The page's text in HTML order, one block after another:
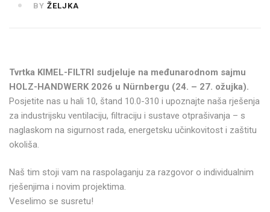
BY ŽELJKA
Tvrtka KIMEL-FILTRI sudjeluje na međunarodnom sajmu
HOLZ-HANDWERK 2026 u Nürnbergu (24. – 27. ožujka).
Posjetite nas u hali 10, štand 10.0-310 i upoznajte naša rješenja
za industrijsku ventilaciju, filtraciju i sustave otprašivanja – s
naglaskom na sigurnost rada, energetsku učinkovitost i zaštitu
okoliša.
Naš tim stoji vam na raspolaganju za razgovor o individualnim
rješenjima i novim projektima.
Veselimo se susretu!